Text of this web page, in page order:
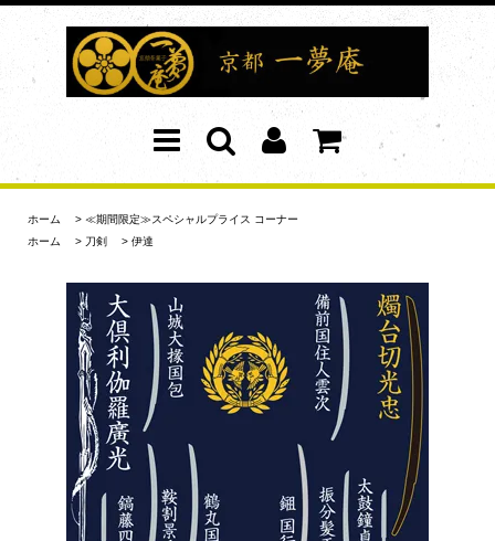
ホーム > ≪期間限定≫スペシャルプライス コーナー
ホーム
> 刀剣 > 伊達